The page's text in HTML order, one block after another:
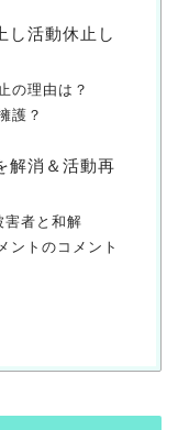
し活動休止し
の理由は？
護？
解消＆活動再
害者と和解
ントのコメント